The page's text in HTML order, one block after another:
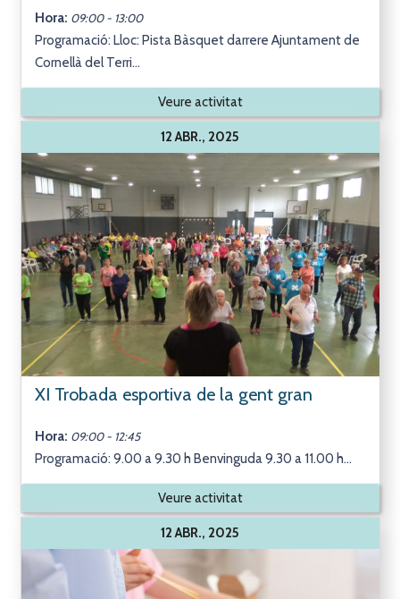
Hora: 09:00 - 13:00
Programació: Lloc: Pista Bàsquet darrere Ajuntament de
Cornellà del Terri...
Veure activitat
12 ABR., 2025
XI Trobada esportiva de la gent gran
Hora: 09:00 - 12:45
Programació: 9.00 a 9.30 h Benvinguda 9.30 a 11.00 h...
Veure activitat
12 ABR., 2025